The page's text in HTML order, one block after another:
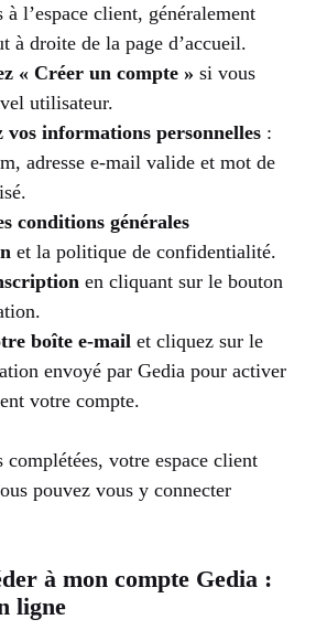
à l’espace client, généralement
à droite de la page d’accueil.
« Créer un compte » si vous
utilisateur.
vos informations personnelles :
adresse e-mail valide et mot de
conditions générales
et la politique de confidentialité.
en cliquant sur le bouton
boîte e-mail et cliquez sur le
envoyé par Gedia pour activer
votre compte.
complétées, votre espace client
pouvez vous y connecter
à mon compte Gedia :
ligne